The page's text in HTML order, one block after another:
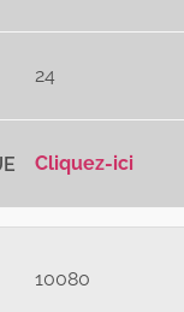
24
Cliquez-ici
10080